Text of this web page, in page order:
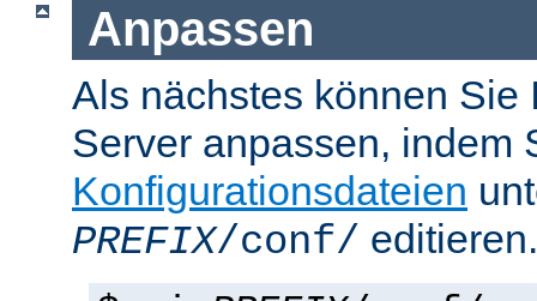
Anpassen
Als nächstes können Sie
Server anpassen, indem
Konfigurationsdateien
PREFIX/conf/ editieren.